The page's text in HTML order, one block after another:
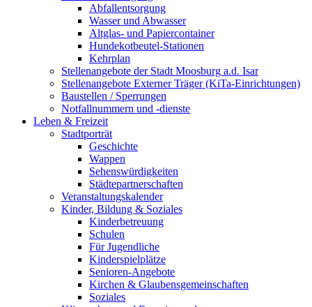
Abfallentsorgung
Wasser und Abwasser
Altglas- und Papiercontainer
Hundekotbeutel-Stationen
Kehrplan
Stellenangebote der Stadt Moosburg a.d. Isar
Stellenangebote Externer Träger (KiTa-Einrichtungen)
Baustellen / Sperrungen
Notfallnummern und -dienste
Leben & Freizeit
Stadtporträt
Geschichte
Wappen
Sehenswürdigkeiten
Städtepartnerschaften
Veranstaltungskalender
Kinder, Bildung & Soziales
Kinderbetreuung
Schulen
Für Jugendliche
Kinderspielplätze
Senioren-Angebote
Kirchen & Glaubensgemeinschaften
Soziales